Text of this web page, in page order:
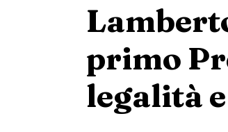
primo
legalità